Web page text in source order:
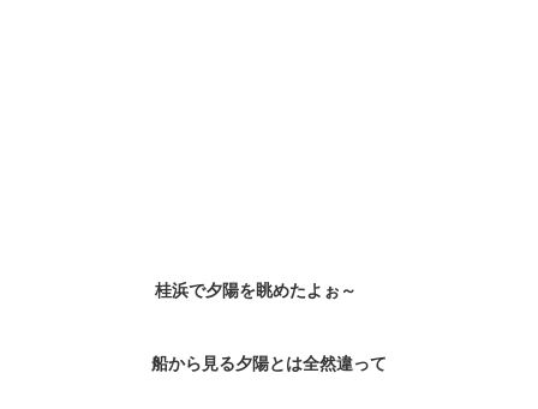
桂浜で夕陽を眺めたよぉ～
船から見る夕陽とは全然違って